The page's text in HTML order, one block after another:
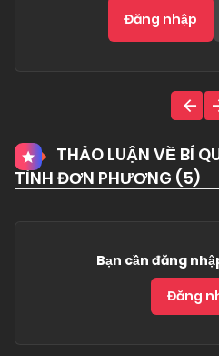
Đăng nhập
THẢO LUẬN VỀ BÍ
TÌNH ĐƠN PHƯƠNG (5)
Bạn cần đăng
Đăng